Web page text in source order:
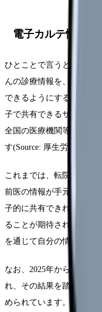
電子カルテ情報共
ひとことで言うと、これ
んの診療情報を、本人の
できるようにする仕組み
子で共有できるサービス
全国の医療機関等や本人
す(Source: 厚生労働省「
これまでは、転院や紹介
前医の情報が手元にそろ
子的に共有できれば、必
ることが期待されていま
を通じて自分の情報を確
なお、2025年からは一部
れ、その結果を踏まえて
められています。スケジ